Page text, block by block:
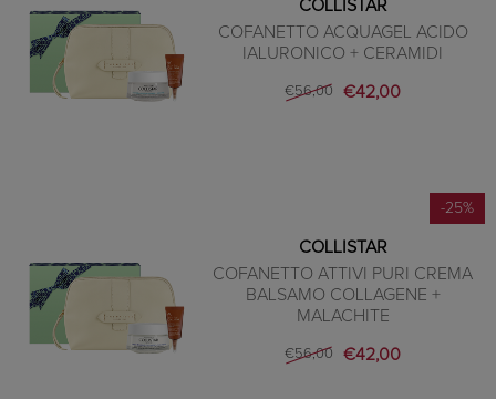
COLLISTAR
COFANETTO ACQUAGEL ACIDO
IALURONICO + CERAMIDI
€56,00 €42,00
-25%
COLLISTAR
COFANETTO ATTIVI PURI CREMA
BALSAMO COLLAGENE +
MALACHITE
€56,00 €42,00